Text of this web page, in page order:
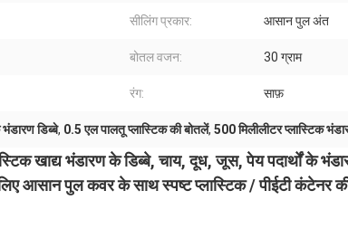
सीलिंग प्रकार: आसान पुल अंत
बोतल वजन: 30 ग्राम
रंग: साफ़
डिब्बे, 0.5 एल पालतू प्लास्टिक की बोतलें, 500 मिलीलीटर प्लास्टिक
खाद्य भंडारण के डिब्बे, चाय, दूध, जूस, पेय पदार्थों के
आसान पुल कवर के साथ स्पष्ट प्लास्टिक / पीईटी कंटेनर